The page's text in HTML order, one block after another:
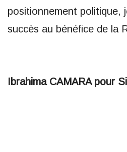
positionnement politique,
succès au bénéfice de la
Ibrahima CAMARA pour